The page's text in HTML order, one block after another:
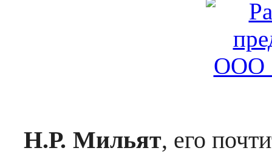
Н.Р. Мильят, его